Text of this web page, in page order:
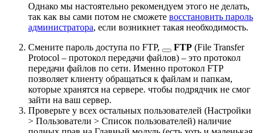
Однако мы настоятельно рекомендуем этого не делать,
так как вы сами потом не сможете восстановить пароль
администратора, если возникнет такая необходимость.
Смените пароль доступа по FTP, FTP (File Transfer
Protocol – протокол передачи файлов) – это протокол
передачи файлов по сети. Именно протокол FTP
позволяет клиенту обращаться к файлам и папкам,
которые хранятся на сервере. чтобы подрядчик не смог
зайти на ваш сервер.
Проверьте у всех остальных пользователей (Настройки
> Пользователи > Список пользователей) наличие